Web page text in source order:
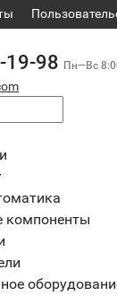
19-98 Пн—Вс
компоненты